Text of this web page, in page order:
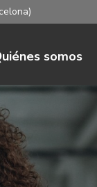
somos